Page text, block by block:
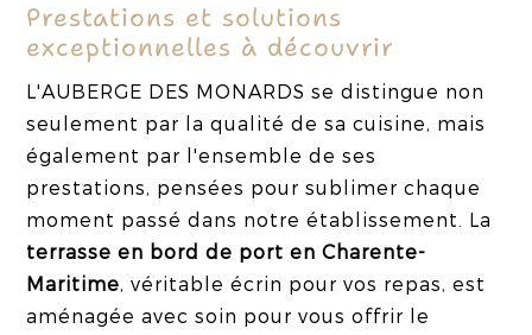
Prestations et solutions
exceptionnelles à découvrir
L'AUBERGE DES MONARDS se distingue non
seulement par la qualité de sa cuisine, mais
également par l'ensemble de ses
prestations, pensées pour sublimer chaque
moment passé dans notre établissement. La
terrasse en bord de port en Charente-
Maritime, véritable écrin pour vos repas, est
aménagée avec soin pour vous offrir le